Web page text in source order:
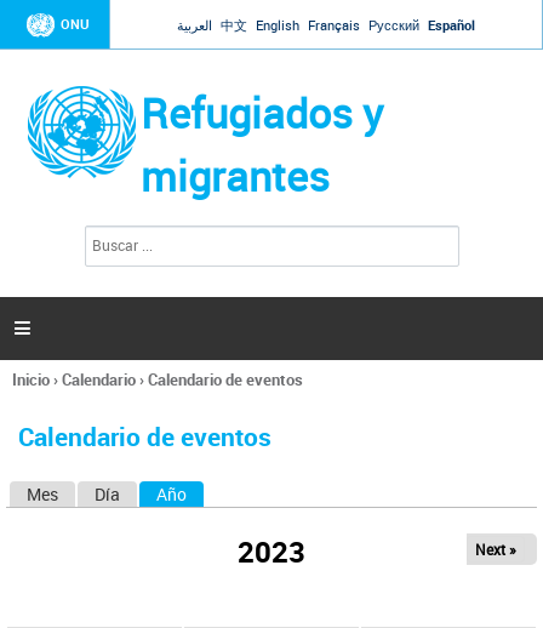
Jump to navigation
ONU العربية 中文 English Français Русский Español
Refugiados y
migrantes
l
s

Se
usted
Inicio›Calendario›Calendario de eventos
Calendario de eventos
Mes Día Año
2023 Next »